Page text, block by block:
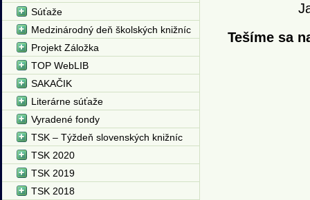
Tešíme sa
Súťaže
Medzinárodný deň školských knižníc
Projekt Záložka
TOP WebLIB
SAKAČIK
Literárne súťaže
Vyradené fondy
TSK – Týždeň slovenských knižníc
TSK 2020
TSK 2019
TSK 2018